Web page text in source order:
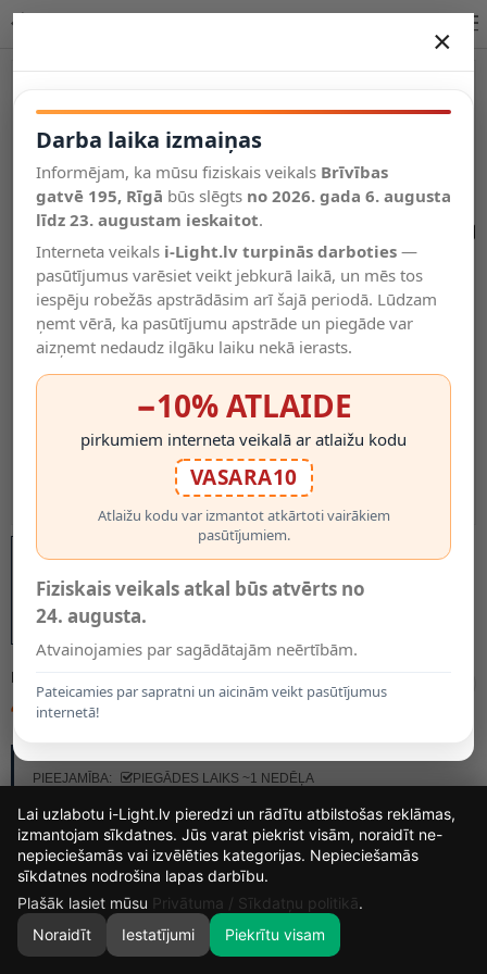
Salīdzināt
Vēlmju
saraksts
Valodas
0
MODELIS:
44.36€
PIEEJAMĪBA:
PIEGĀDES LAIKS ~1 NEDĒĻA
×
Darba laika izmaiņas
Informējam, ka mūsu fiziskais veikals Brīvības
gatvē 195, Rīgā būs slēgts no 2026. gada 6. augusta
līdz 23. augustam ieskaitot.
Interneta veikals i-Light.lv turpinās darboties —
pasūtījumus varēsiet veikt jebkurā laikā, un mēs tos
iespēju robežās apstrādāsim arī šajā periodā. Lūdzam
ņemt vērā, ka pasūtījumu apstrāde un piegāde var
aizņemt nedaudz ilgāku laiku nekā ierasts.
−10% ATLAIDE
pirkumiem interneta veikalā ar atlaižu kodu
VASARA10
Atlaižu kodu var izmantot atkārtoti vairākiem
pasūtījumiem.
Fiziskais veikals atkal būs atvērts no
24. augusta.
Atvainojamies par sagādātajām neērtībām.
Pateicamies par sapratni un aicinām veikt pasūtījumus
internetā!
16
DIENAS
1
STUNDAS
6
MIN.
45
Lai uzlabotu i-Light.lv pieredzi un rādītu atbilstošas reklāmas,
izmantojam sīkdatnes. Jūs varat piekrist visām, noraidīt ne-
nepieciešamās vai izvēlēties kategorijas. Nepieciešamās
sīkdatnes nodrošina lapas darbību.
Plašāk lasiet mūsu Privātuma / Sīkdatņu politikā.
Noraidīt
Iestatījumi Piekrītu visam